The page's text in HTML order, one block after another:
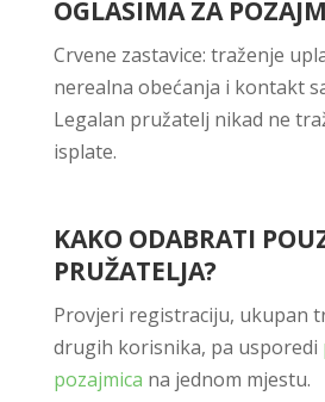
OGLASIMA ZA
Crvene zastavice: traženje
nerealna obećanja i kontakt
Legalan pružatelj nikad ne
isplate.
KAKO ODABRATI
PRUŽATELJA?
Provjeri registraciju, ukupan
drugih korisnika, pa usporedi
pozajmica na jednom mjestu.